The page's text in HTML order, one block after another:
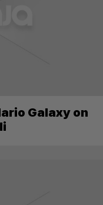
Galaxy on